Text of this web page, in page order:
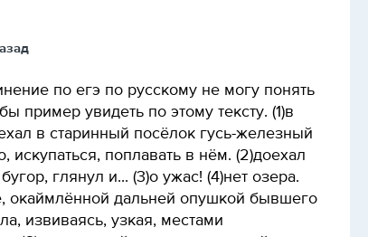
по егэ по русскому не могу понять
пример увидеть по этому тексту. (1)в
в старинный посёлок гусь-железный
искупаться, поплавать в нём. (2)доехал
глянул и... (3)о ужас! (4)нет озера.
окаймлённой дальней опушкой бывшего
извиваясь, узкая, местами